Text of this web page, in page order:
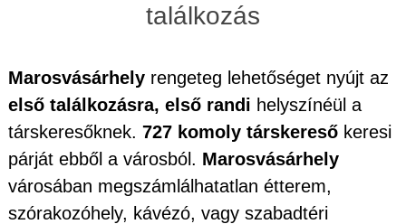
találkozás
Marosvásárhely rengeteg lehetőséget nyújt az
első találkozásra, első randi helyszínéül a
társkeresőknek. 727 komoly társkereső keresi
párját ebből a városból. Marosvásárhely
városában megszámlálhatatlan étterem,
szórakozóhely, kávézó, vagy szabadtéri